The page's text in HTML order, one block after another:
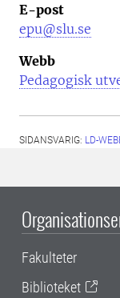
E-post
epu@slu.se
Webb
Pedagogisk
SIDANSVARIG: LD-
Fakulteter
Biblioteket